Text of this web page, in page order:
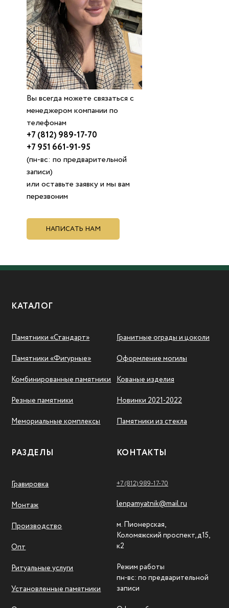
Вы всегда можете связаться с
менеджером компании по
телефонам
+7 (812) 989-17-70
+7 951 661-91-95
(пн-вс: по предварительной
записи)
или оставьте заявку и мы вам
перезвоним
НАПИСАТЬ НАМ
КАТАЛОГ
Памятники «Стандарт»
Памятники «Фигурные»
Комбинированные памятники
Резные памятники
Мемориальные комплексы
Гранитные ограды и цоколи
Оформление могилы
Кованые изделия
Новинки 2021-2022
Памятники из стекла
РАЗДЕЛЫ
Гравировка
Монтаж
Производство
Опт
Ритуальные услуги
Установленные памятники
КОНТАКТЫ
+7 (812) 989-17-70
lenpamyatnik@mail.ru
м. Пионерская,
Коломяжский проспект, д15,
к2
Режим работы
пн-вс: по предварительной
записи